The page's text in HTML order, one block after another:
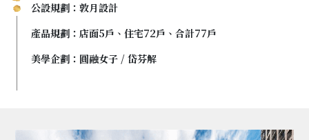
公設規劃
敦月設計
產品規劃
店面5戶、住宅72戶、合計77戶
美學企劃
圓融女子 / 岱芬解